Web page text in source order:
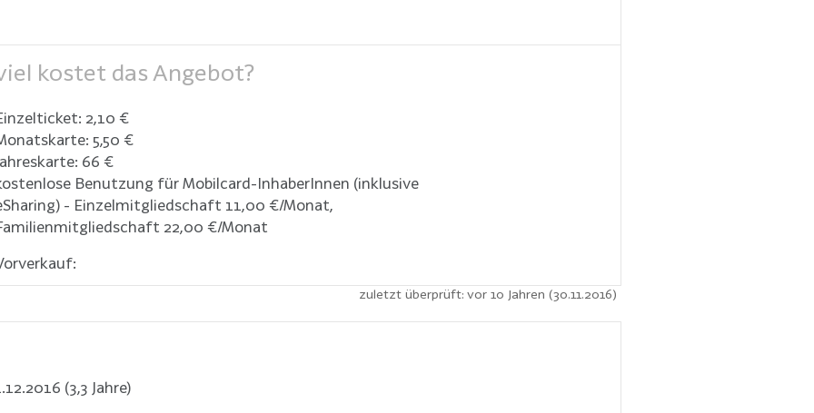
kostet das Angebot?
2,10 €
5,50 €
66 €
Benutzung für Mobilcard-InhaberInnen (inklusive
- Einzelmitgliedschaft 11,00 €/Monat,
22,00 €/Monat
zuletzt überprüft: vor 10 Jahren (30.11.2016)
(3,3 Jahre)